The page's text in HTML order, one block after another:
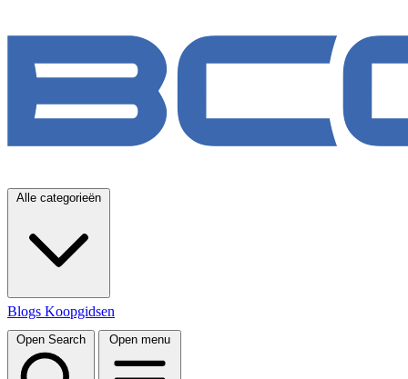
Alle categorieën
Blogs Koopgidsen
Open Search Open menu